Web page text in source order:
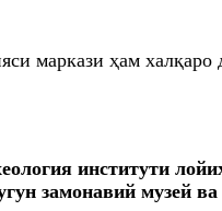
маркази ҳам
институти
замонавий музей